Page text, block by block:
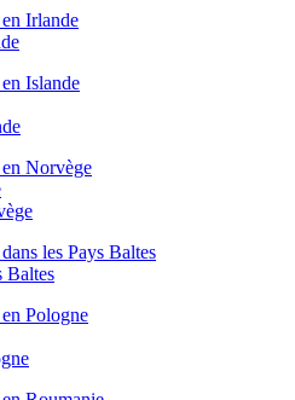
Irlande
Islande
Norvège
les Pays Baltes
Baltes
Pologne